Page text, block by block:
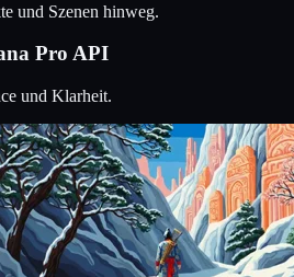
und Szenen hinweg.
Pro API
und Klarheit.